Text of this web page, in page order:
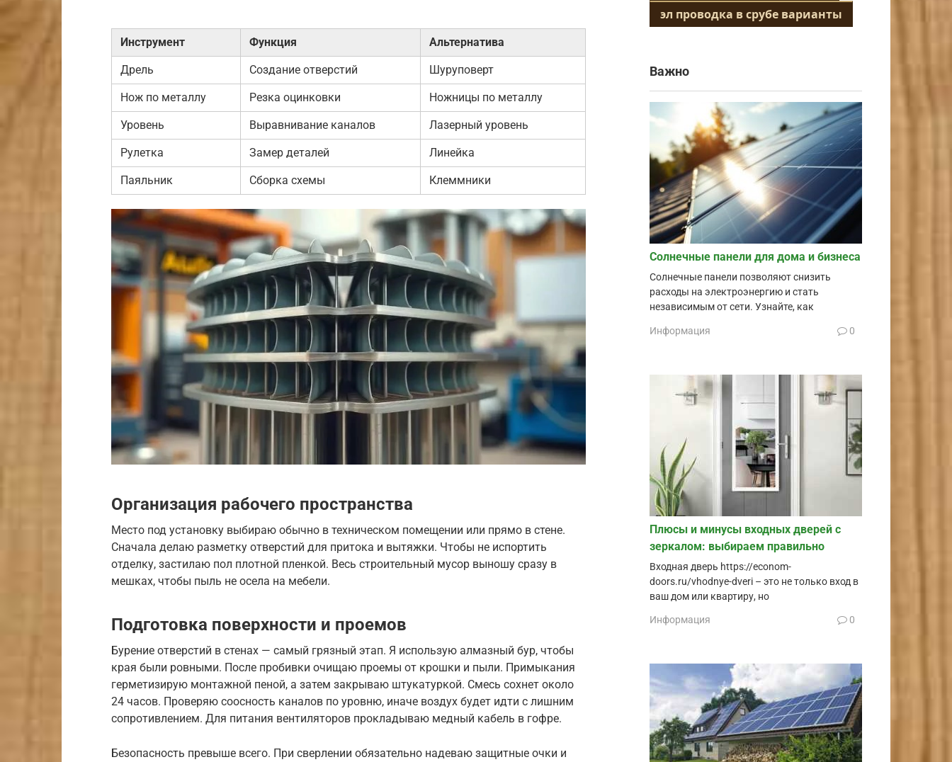
Инструмент Функция Альтернатива
Дрель Создание отверстий Шуруповерт
Нож по металлу Резка оцинковки Ножницы по металлу
Уровень Выравнивание каналов Лазерный уровень
Рулетка Замер деталей Линейка
Паяльник Сборка схемы Клеммники
Организация рабочего пространства
Место под установку выбираю обычно в техническом помещении или прямо в стене.
Сначала делаю разметку отверстий для притока и вытяжки. Чтобы не испортить
отделку, застилаю пол плотной пленкой. Весь строительный мусор выношу сразу в
мешках, чтобы пыль не осела на мебели.
Подготовка поверхности и проемов
Бурение отверстий в стенах — самый грязный этап. Я использую алмазный бур, чтобы
края были ровными. После пробивки очищаю проемы от крошки и пыли. Примыкания
герметизирую монтажной пеной, а затем закрываю штукатуркой. Смесь сохнет около
24 часов. Проверяю соосность каналов по уровню, иначе воздух будет идти с лишним
сопротивлением. Для питания вентиляторов прокладываю медный кабель в гофре.
Безопасность превыше всего. При сверлении обязательно надеваю защитные очки и
эл проводка в срубе варианты
Важно
Солнечные панели для дома и бизнеса
Солнечные панели позволяют снизить
расходы на электроэнергию и стать
независимым от сети. Узнайте, как
Информация 0
Плюсы и минусы входных дверей с
зеркалом: выбираем правильно
Входная дверь https://econom-
doors.ru/vhodnye-dveri – это не только вход в
ваш дом или квартиру, но
Информация 0